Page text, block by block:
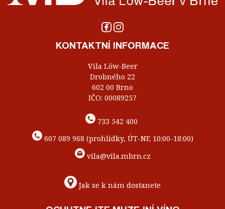
KONTAKTNÍ INFORMACE
Vila Löw-Beer
Drobného 22
602 00 Brno
IČO: 00089257
733 542 400
607 089 968 (prohlídky, ÚT-NE 10:00-18:00)
vila@vila.mbrn.cz
Jak se k nám dostanete